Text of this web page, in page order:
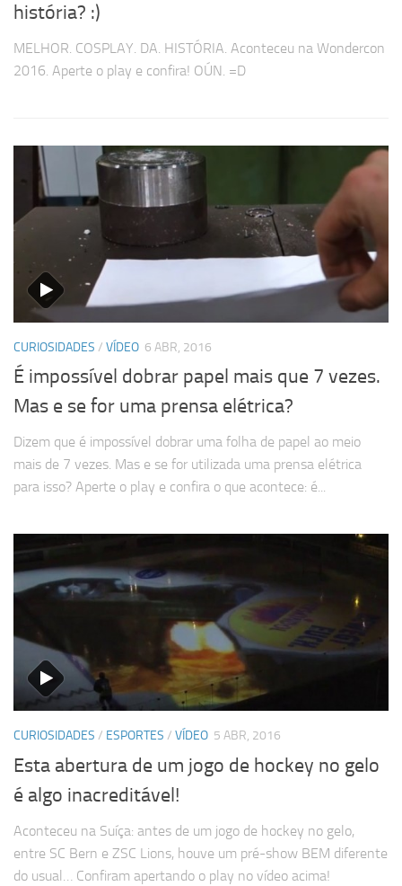
história? :)
MELHOR. COSPLAY. DA. HISTÓRIA. Aconteceu na Wondercon
2016. Aperte o play e confira! OÚN. =D
CURIOSIDADES / VÍDEO 6 ABR, 2016
É impossível dobrar papel mais que 7 vezes.
Mas e se for uma prensa elétrica?
Dizem que é impossível dobrar uma folha de papel ao meio
mais de 7 vezes. Mas e se for utilizada uma prensa elétrica
para isso? Aperte o play e confira o que acontece: é...
CURIOSIDADES / ESPORTES / VÍDEO 5 ABR, 2016
Esta abertura de um jogo de hockey no gelo
é algo inacreditável!
Aconteceu na Suíça: antes de um jogo de hockey no gelo,
entre SC Bern e ZSC Lions, houve um pré-show BEM diferente
do usual… Confiram apertando o play no vídeo acima!